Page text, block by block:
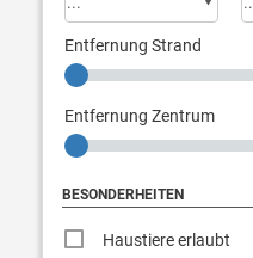
Entfernung Strand
Entfernung Zentrum
BESONDERHEITEN
Haustiere erlaubt